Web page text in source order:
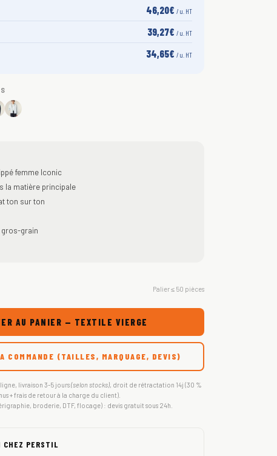
46,20€ / u. HT
39,27€ / u. HT
34,65€ / u. HT
femme Iconic
la matière principale
ton sur ton
gros-grain
Palier ≤ 50 pièces
AU PANIER — TEXTILE VIERGE
COMMANDE (TAILLES, MARQUAGE, DEVIS)
livraison 3-5 jours(selon stocks), droit de rétractation 14j (30 %
+ frais de retour à la charge du client).
broderie, DTF, flocage) : devis gratuit sous 24h.
CHEZ PERSTIL